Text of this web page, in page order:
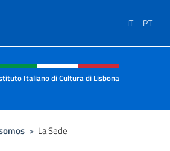
IT PT
do menu
Italiano di Cultura di Lisbona
> La Sede